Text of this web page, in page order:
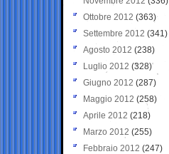
Ottobre 2012 (363)
Settembre 2012 (341)
Agosto 2012 (238)
Luglio 2012 (328)
Giugno 2012 (287)
Maggio 2012 (258)
Aprile 2012 (218)
Marzo 2012 (255)
Febbraio 2012 (247)